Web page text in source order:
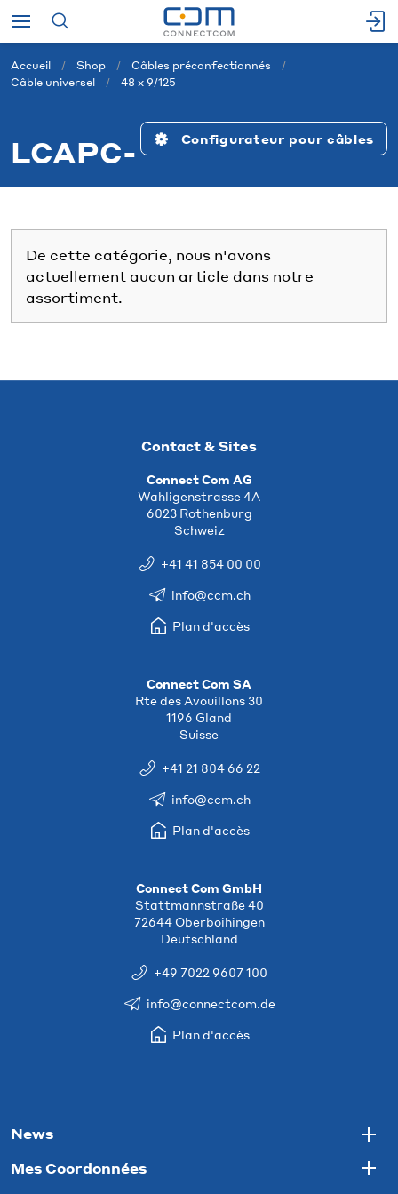
Accueil Shop
Câbles préconfectionnés
Câble universel
48 x 9/125
LCAPC- Configurateur pour câbles
De cette catégorie, nous n'avons
actuellement aucun article dans notre
assortiment.
Contact & Sites
Connect Com AG
Wahligenstrasse 4A
6023 Rothenburg
Schweiz
+41 41 854 00 00
info@ccm.ch
Plan d'accès
Connect Com SA
Rte des Avouillons 30
1196 Gland
Suisse
+41 21 804 66 22
info@ccm.ch
Plan d'accès
Connect Com GmbH
Stattmannstraße 40
72644 Oberboihingen
Deutschland
+49 7022 9607 100
info@connectcom.de
Plan d'accès
News
Mes Coordonnées